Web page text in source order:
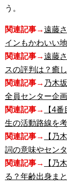
う。
関連記事→遠藤
インもかわいい
関連記事→遠藤
スの評判は？癒
関連記事→ 乃木
全員センター企
関連記事→
【4
生の活動路線を
関連記事→
【乃
詞の意味やセン
関連記事→
【乃
る？年齢出身ま